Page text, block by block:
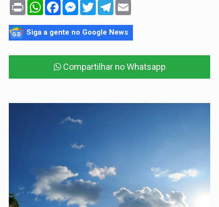
Print WhatsAppFacebookMessenger
TwitterTelegram
Siga a gente no Google News
Compartilhar no Whatsapp